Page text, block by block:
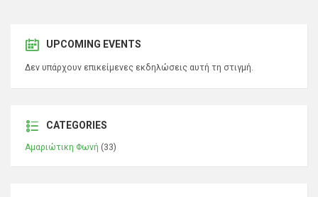
UPCOMING EVENTS
Δεν υπάρχουν επικείμενες εκδηλώσεις αυτή τη στιγμή.
CATEGORIES
Αμαριώτικη Φωνή (33)